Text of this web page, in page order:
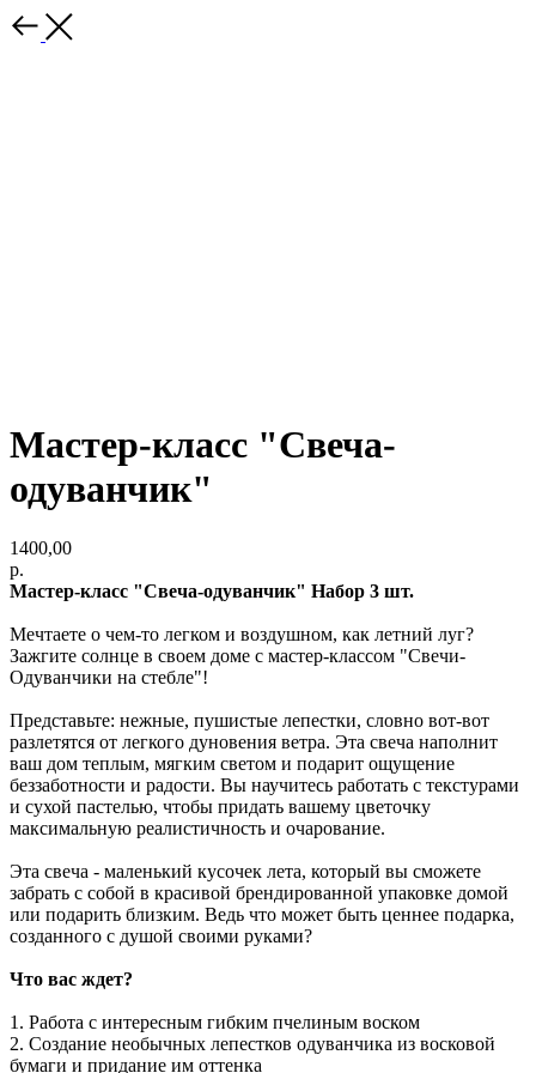
Мастер-класс "Свеча-
одуванчик"
1400,00
р.
Мастер-класс "Свеча-одуванчик" Набор 3 шт.
Мечтаете о чем-то легком и воздушном, как летний луг?
Зажгите солнце в своем доме с мастер-классом "Свечи-
Одуванчики на стебле"!
Представьте: нежные, пушистые лепестки, словно вот-вот
разлетятся от легкого дуновения ветра. Эта свеча наполнит
ваш дом теплым, мягким светом и подарит ощущение
беззаботности и радости. Вы научитесь работать с текстурами
и сухой пастелью, чтобы придать вашему цветочку
максимальную реалистичность и очарование.
Эта свеча - маленький кусочек лета, который вы сможете
забрать с собой в красивой брендированной упаковке домой
или подарить близким. Ведь что может быть ценнее подарка,
созданного с душой своими руками?
Что вас ждет?
1. Работа с интересным гибким пчелиным воском
2. Создание необычных лепестков одуванчика из восковой
бумаги и придание им оттенка